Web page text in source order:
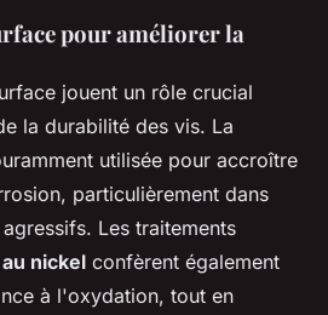
pour améliorer la
jouent un rôle crucial
la durabilité des vis. La
utilisée pour accroître
particulièrement dans
Les traitements
nickel confèrent également
à l'oxydation, tout en